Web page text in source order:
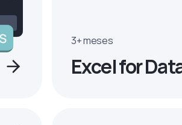
3+ meses
Excel for